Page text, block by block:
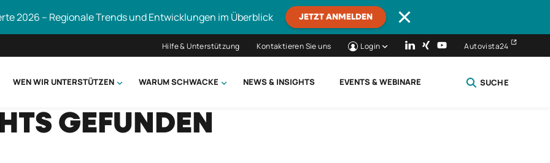
2026 – Regionale Trends und Entwicklungen im Überblick JETZT ANMELDEN
Hilfe & Unterstützung Kontaktieren Sie uns Login Autovista24
WEN WIR UNTERSTÜTZEN WARUM SCHWACKE NEWS & INSIGHTS EVENTS & WEBINARE SUCHE
GEFUNDEN